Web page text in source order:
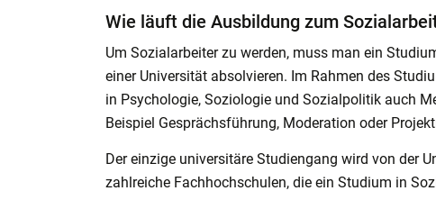
Wie läuft die Ausbildung zum
Um Sozialarbeiter zu werden, muss man ein
einer Universität absolvieren. Im Rahmen des
in Psychologie, Soziologie und Sozialpolitik auch
Beispiel Gesprächsführung, Moderation oder
Der einzige universitäre Studiengang wird von der
zahlreiche Fachhochschulen, die ein Studium in